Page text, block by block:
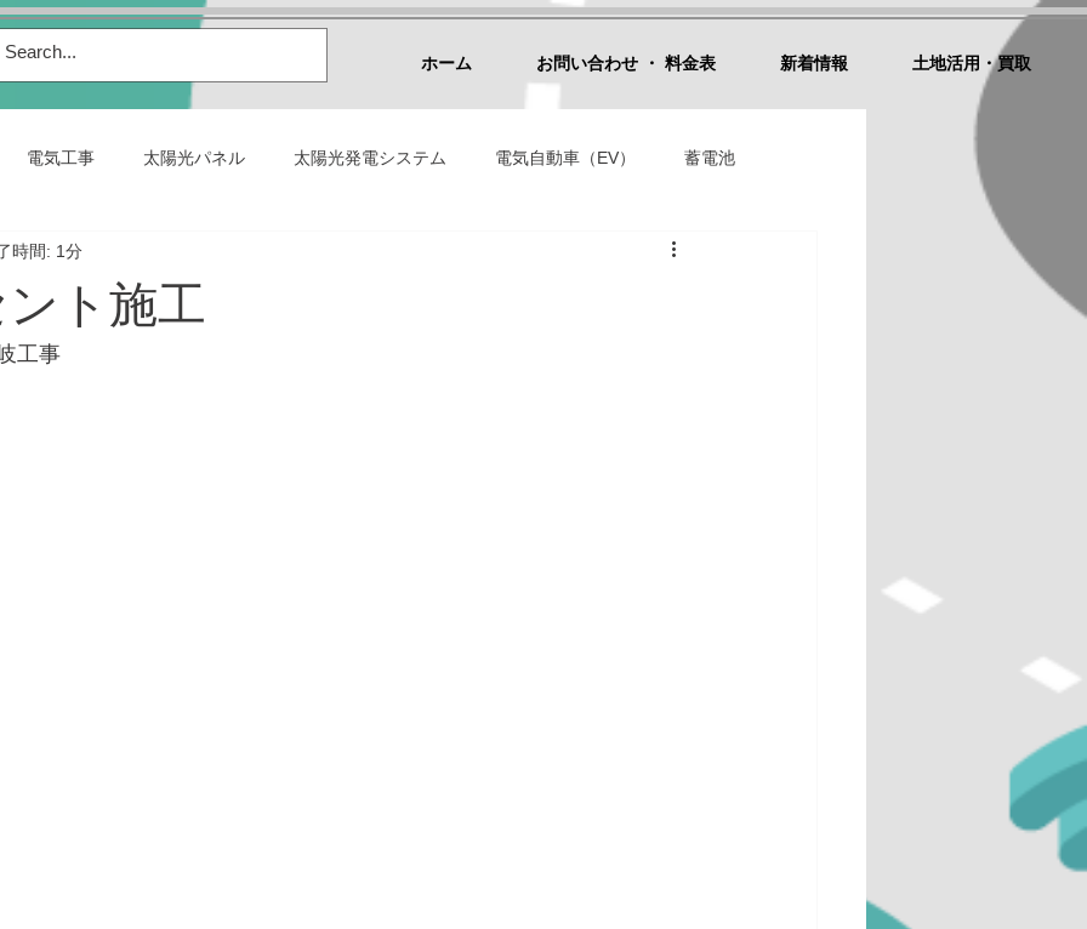
ホーム お問い合わせ ・ 料金表 新着情報 土地活用・買取
電気工事 太陽光パネル 太陽光発電システム 電気自動車（EV） 蓄電池
テムに関する法令 ドローン空撮・動画
つコラム
ト施工
時間: 1分
工事